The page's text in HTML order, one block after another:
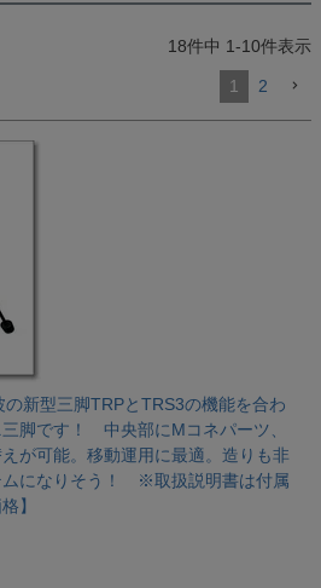
18件中 1-10件表示
1 2
新型三脚TRPとTRS3の機能を合わ
脚です！ 中央部にMコネパーツ、
が可能。移動運用に最適。造りも非
ムになりそう！ ※取扱説明書は付属
】